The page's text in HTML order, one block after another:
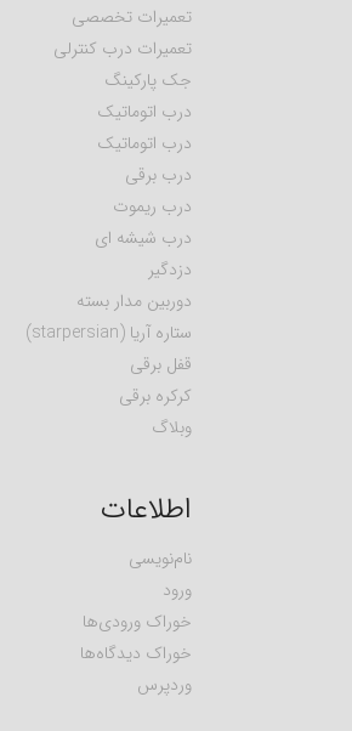
تعمیرات تخصصی
تعمیرات درب کنترلی
جک پارکینگ
درب اتوماتیک
درب اتوماتیک
درب برقی
درب ریموت
درب شیشه ای
دزدگیر
دوربین مدار بسته
ستاره آریا (starpersian)
قفل برقی
کرکره برقی
وبلاگ
اطلاعات
نام‌نویسی
ورود
خوراک ورودی‌ها
خوراک دیدگاه‌ها
وردپرس